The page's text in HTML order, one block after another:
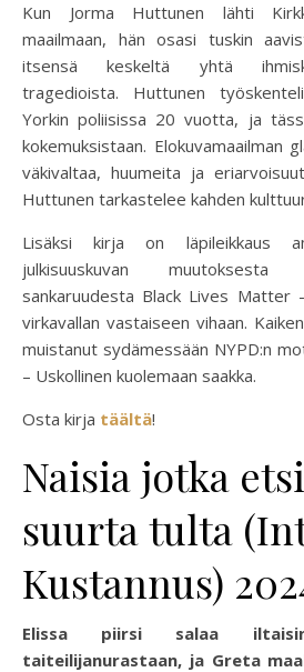
Kun Jorma Huttunen lähti
maailmaan, hän osasi tuskin
itsensä keskeltä yhtä
tragedioista. Huttunen
Yorkin poliisissa 20 vuotta, ja
kokemuksistaan. Elokuvamaailman
väkivaltaa, huumeita ja
Huttunen tarkastelee kahden
Lisäksi kirja on läpileikkaus
julkisuuskuvan muutoksesta
sankaruudesta Black Lives Matter
virkavallan vastaiseen vihaan.
muistanut sydämessään NYPD:n
– Uskollinen kuolemaan saakka.
Osta kirja täältä!
Naisia jotka
suurta tulta
Kustannus)
Elissa piirsi salaa
taiteilijanurastaan, ja Greta